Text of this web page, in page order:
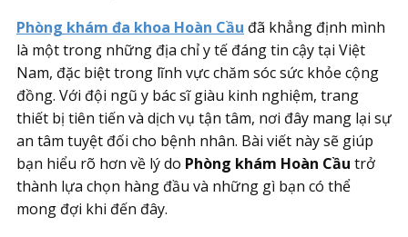
Phòng khám đa khoa Hoàn Cầu đã khẳng định mình
là một trong những địa chỉ y tế đáng tin cậy tại Việt
Nam, đặc biệt trong lĩnh vực chăm sóc sức khỏe cộng
đồng. Với đội ngũ y bác sĩ giàu kinh nghiệm, trang
thiết bị tiên tiến và dịch vụ tận tâm, nơi đây mang lại sự
an tâm tuyệt đối cho bệnh nhân. Bài viết này sẽ giúp
bạn hiểu rõ hơn về lý do Phòng khám Hoàn Cầu trở
thành lựa chọn hàng đầu và những gì bạn có thể
mong đợi khi đến đây.